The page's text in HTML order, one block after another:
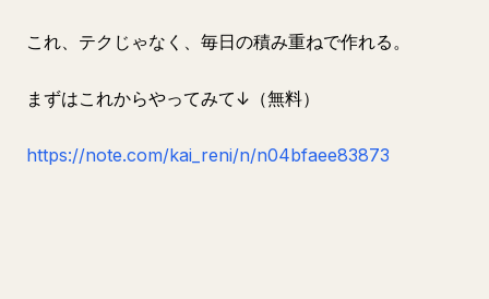
これ、テクじゃなく、毎日の積み重ねで作れる。
まずはこれからやってみて↓（無料）
https://note.com/kai_reni/n/n04bfaee83873